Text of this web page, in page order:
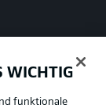
WICHTIG
funktionale